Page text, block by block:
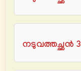
നടുവത്തച്ഛൻ